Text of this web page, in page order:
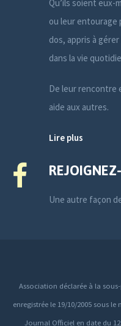
Qu’ils soient
ou leur entourage
dos, appris à
dans la vie
De leur rencontre
aide aux autres.
Lire plus
Une autre façon
Association déclarée à la
enregistrée le 19/10/2005 sous
Journal Officiel en date du